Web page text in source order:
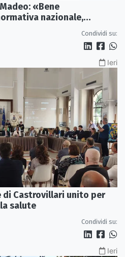
«Bene
nazionale,
Condividi su:
Ieri
di Castrovillari unito per
salute
Condividi su:
Ieri